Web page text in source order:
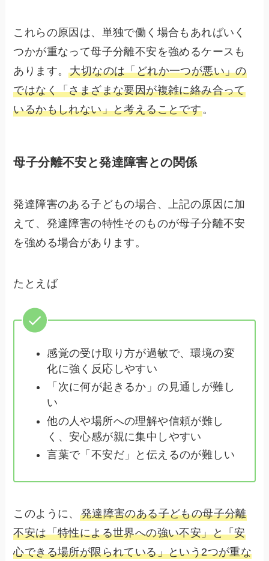
これらの原因は、単独で働く場合もあればいく
つかが重なって母子分離不安を強めるケースも
あります。大切なのは「どれか一つが悪い」の
ではなく「さまざまな要因が複雑に絡み合って
いるかもしれない」と考えることです。
母子分離不安と発達障害との関係
発達障害のある子どもの場合、上記の原因に加
えて、発達障害の特性そのものが母子分離不安
を強める場合があります。
たとえば
感覚の受け取り方が過敏で、環境の変
化に強く反応しやすい
「次に何が起きるか」の見通しが難し
い
他の人や場所への理解や信頼が難し
く、安心感が親に集中しやすい
言葉で「不安だ」と伝えるのが難しい
このように、 発達障害のある子どもの母子分離
不安は「特性による世界への強い不安」と「安
心できる場所が限られている」という2つが重な